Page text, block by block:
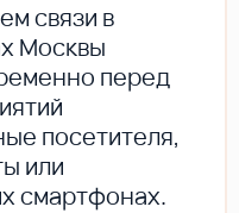
связи в
Москвы
перед
посетителя,
или
смартфонах.